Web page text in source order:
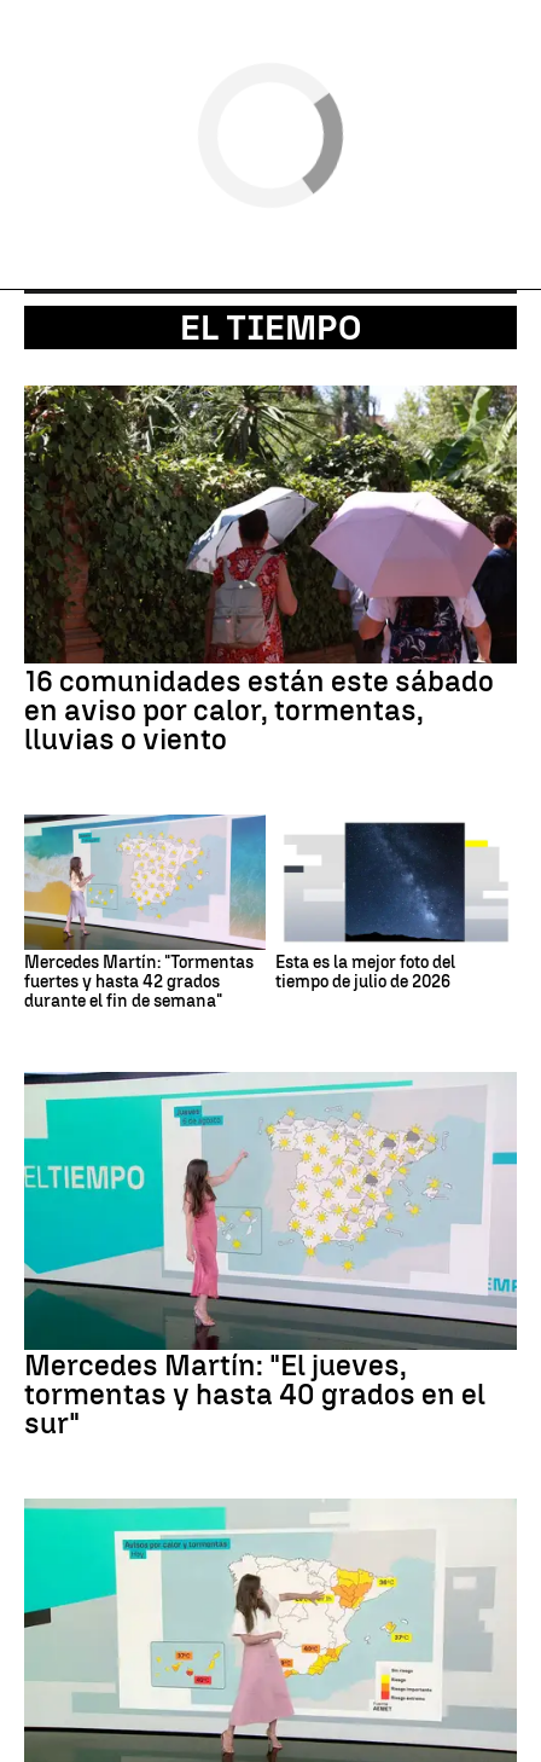
EL TIEMPO
16 comunidades están este sábado
en aviso por calor, tormentas,
lluvias o viento
Mercedes Martín: "Tormentas
fuertes y hasta 42 grados
durante el fin de semana"
Esta es la mejor foto del
tiempo de julio de 2026
Mercedes Martín: "El jueves,
tormentas y hasta 40 grados en el
sur"